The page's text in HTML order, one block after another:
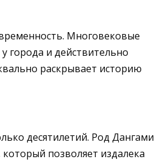
Многовековые
города и действительно
раскрывает историю
десятилетий. Род Дангами
позволяет издалека